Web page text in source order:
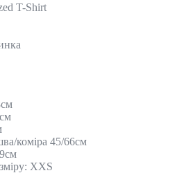
T-Shirt
коміра 45/66см
XXS